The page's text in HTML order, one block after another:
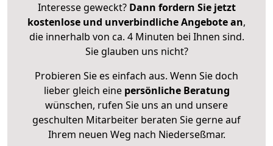
Interesse geweckt? Dann fordern Sie jetzt
kostenlose und unverbindliche Angebote an,
die innerhalb von ca. 4 Minuten bei Ihnen sind.
Sie glauben uns nicht?
Probieren Sie es einfach aus. Wenn Sie doch
lieber gleich eine persönliche Beratung
wünschen, rufen Sie uns an und unsere
geschulten Mitarbeiter beraten Sie gerne auf
Ihrem neuen Weg nach Niederseßmar.